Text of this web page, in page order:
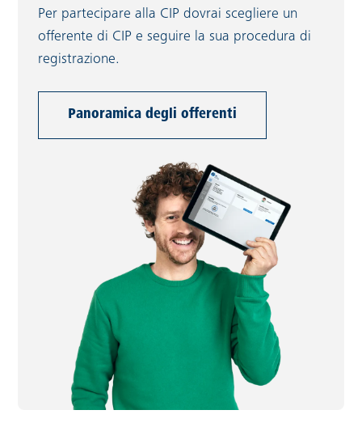
Per partecipare alla CIP dovrai scegliere un
offerente di CIP e seguire la sua procedura di
registrazione.
Panoramica degli offerenti